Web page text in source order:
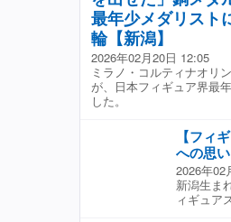
った。ち
る。」 ■
いるよ』
リンクに
しいスケ
は自分
お届けで
年後も五
とりたい
ていきた
います。
よ。でも
「引退」
の“結婚”
さんが木
ンにと
（笑）。
に幸せ
は二人に
ほど、二
要なのは
しむくら
走で迎え
す。その
ころ指導
ます。」
会場を
中井亜
メダル
の渡部泉
井が小学
オリンピ
ろ指導
最年少メダリスト
輪【新潟】
2026年02月20日 12:05
ミラノ・コルティナオリ
が、日本フィギュア界最
した。
【フィ
への思
2026年02
新潟生ま
ィギュア